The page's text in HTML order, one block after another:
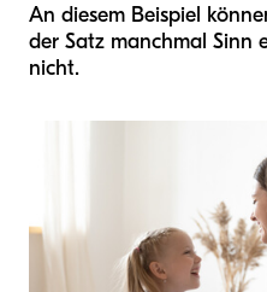
An diesem Beispiel
der Satz manchmal Sinn
nicht.